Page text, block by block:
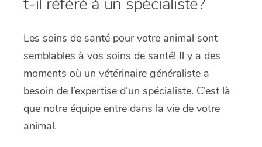
Les soins de santé pour votre animal sont
semblables à vos soins de santé! Il y a des
moments où un vétérinaire généraliste a
besoin de l’expertise d’un spécialiste. C’est là
que notre équipe entre dans la vie de votre
animal.